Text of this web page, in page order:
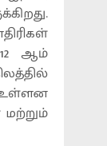
12 ஆம்
உள்ளன